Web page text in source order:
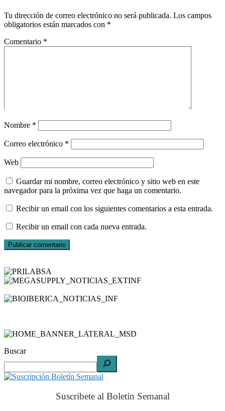
Tu dirección de correo electrónico no será publicada. Los campos
obligatorios están marcados con *
Comentario *
Nombre *
Correo electrónico *
Web
Guardar mi nombre, correo electrónico y sitio web en este
navegador para la próxima vez que haga un comentario.
Recibir un email con los siguientes comentarios a esta entrada.
Recibir un email con cada nueva entrada.
Buscar
Suscribete al Boletín Semanal